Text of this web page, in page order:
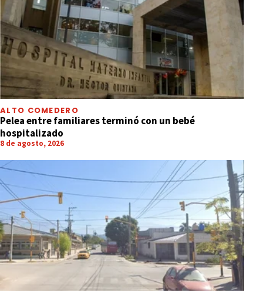
ALTO COMEDERO
Pelea entre familiares terminó con un bebé
hospitalizado
8 de agosto, 2026